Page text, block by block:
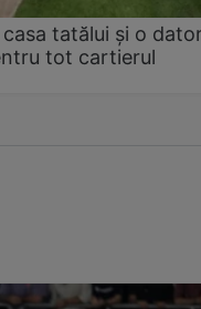
tatălui și o
tot cartierul